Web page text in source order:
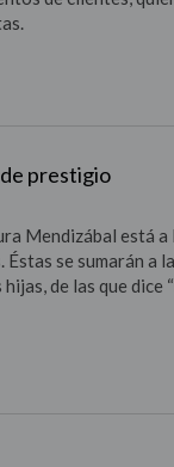
prestigio
Mendizábal está a
Éstas se sumarán a
de las que dice